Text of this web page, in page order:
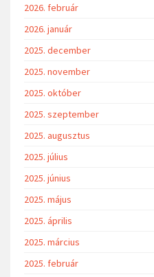
2026. február
2026. január
2025. december
2025. november
2025. október
2025. szeptember
2025. augusztus
2025. július
2025. június
2025. május
2025. április
2025. március
2025. február